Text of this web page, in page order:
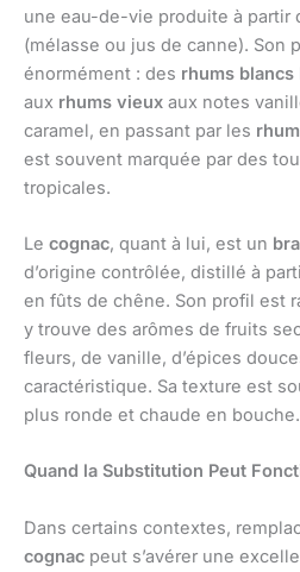
une eau-de-vie produite à partir
(mélasse ou jus de canne). Son
énormément : des rhums blancs
aux rhums vieux aux notes
caramel, en passant par les
est souvent marquée par des
tropicales.
Le cognac, quant à lui, est un
d’origine contrôlée, distillé à
en fûts de chêne. Son profil est
y trouve des arômes de fruits
fleurs, de vanille, d’épices
caractéristique. Sa texture est
plus ronde et chaude en bouche.
Quand la Substitution Peut
Dans certains contextes,
cognac peut s’avérer une